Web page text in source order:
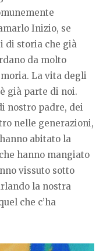
Inizio, se
di storia che già
da molto
La vita degli
già parte di noi.
nostro padre, dei
nelle generazioni,
abitato la
hanno mangiato
vissuto sotto
la nostra
che c’ha